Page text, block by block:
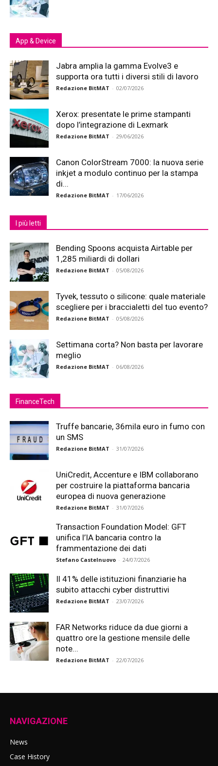
App & Device
Jabra amplia la gamma Evolve3 e
supporta ora tutti i diversi stili di lavoro
Redazione BitMAT - 02/07/2026
Xerox: presentate le prime stampanti
dopo l’integrazione di Lexmark
Redazione BitMAT - 29/06/2026
Canon ColorStream 7000: la nuova serie
inkjet a modulo continuo per la stampa
di...
Redazione BitMAT - 17/06/2026
I più letti
Bending Spoons acquista Airtable per
1,285 miliardi di dollari
Redazione BitMAT - 05/08/2026
Tyvek, tessuto o silicone: quale materiale
scegliere per i braccialetti del tuo evento?
Redazione BitMAT - 05/08/2026
Settimana corta? Non basta per lavorare
meglio
Redazione BitMAT - 06/08/2026
FinanceTech
Truffe bancarie, 36mila euro in fumo con
un SMS
Redazione BitMAT - 31/07/2026
UniCredit, Accenture e IBM collaborano
per costruire la piattaforma bancaria
europea di nuova generazione
Redazione BitMAT - 31/07/2026
Transaction Foundation Model: GFT
unifica l’IA bancaria contro la
frammentazione dei dati
Stefano Castelnuovo - 24/07/2026
Il 41% delle istituzioni finanziarie ha
subito attacchi cyber distruttivi
Redazione BitMAT - 23/07/2026
FAR Networks riduce da due giorni a
quattro ore la gestione mensile delle
note...
Redazione BitMAT - 22/07/2026
NAVIGAZIONE
News
Case History